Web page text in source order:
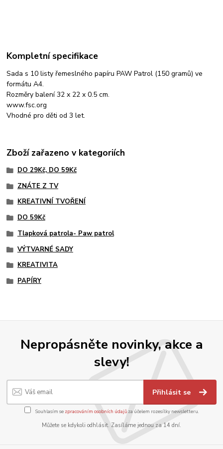
Kompletní specifikace
Sada s 10 listy řemeslného papíru PAW Patrol (150 gramů) ve
formátu A4.
Rozměry balení 32 x 22 x 0.5 cm.
www.fsc.org
Vhodné pro děti od 3 let.
Zboží zařazeno v kategoriích
DO 29Kč, DO 59Kč
ZNÁTE Z TV
KREATIVNÍ TVOŘENÍ
DO 59Kč
Tlapková patrola- Paw patrol
VÝTVARNÉ SADY
KREATIVITA
PAPÍRY
Nepropásněte novinky, akce a
slevy!
Přihlásit se
Souhlasím se zpracováním osobních údajůza účelem rozesílky newsletteru.
Můžete se kdykoli odhlásit. Zasíláme jednou za 14 dní.